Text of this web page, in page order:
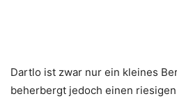
Dartlo ist zwar nur ein kleines
beherbergt jedoch einen